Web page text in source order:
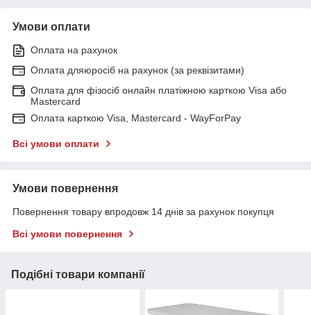
Умови оплати
Оплата на рахунок
Оплата дляюросіб на рахунок (за реквізитами)
Оплата для фізосіб онлайн платіжною карткою Visa або
Mastercard
Оплата карткою Visa, Mastercard - WayForPay
Всі умови оплати
Умови повернення
Повернення товару впродовж 14 днів за рахунок покупця
Всі умови повернення
Подібні товари компанії